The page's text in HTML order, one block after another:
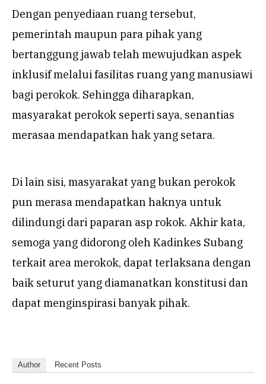
Dengan penyediaan ruang tersebut,
pemerintah maupun para pihak yang
bertanggung jawab telah mewujudkan aspek
inklusif melalui fasilitas ruang yang manusiawi
bagi perokok. Sehingga diharapkan,
masyarakat perokok seperti saya, senantias
merasaa mendapatkan hak yang setara.
Di lain sisi, masyarakat yang bukan perokok
pun merasa mendapatkan haknya untuk
dilindungi dari paparan asp rokok. Akhir kata,
semoga yang didorong oleh Kadinkes Subang
terkait area merokok, dapat terlaksana dengan
baik seturut yang diamanatkan konstitusi dan
dapat menginspirasi banyak pihak.
Author Recent Posts